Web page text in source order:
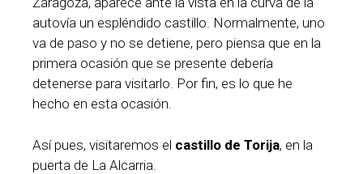
autovía un espléndido castillo. Normalmente, uno
va de paso y no se detiene, pero piensa que en la
primera ocasión que se presente debería
detenerse para visitarlo. Por fin, es lo que he
hecho en esta ocasión.
Así pues, visitaremos el castillo de Torija, en la
puerta de La Alcarria.